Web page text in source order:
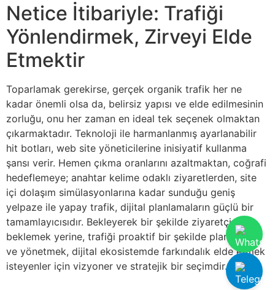
Netice İtibariyle: Trafiği
Yönlendirmek, Zirveyi Elde
Etmektir
Toparlamak gerekirse, gerçek organik trafik her ne
kadar önemli olsa da, belirsiz yapısı ve elde edilmesinin
zorluğu, onu her zaman en ideal tek seçenek olmaktan
çıkarmaktadır. Teknoloji ile harmanlanmış ayarlanabilir
hit botları, web site yöneticilerine inisiyatif kullanma
şansı verir. Hemen çıkma oranlarını azaltmaktan, coğrafi
hedeflemeye; anahtar kelime odaklı ziyaretlerden, site
içi dolaşım simülasyonlarına kadar sunduğu geniş
yelpaze ile yapay trafik, dijital planlamaların güçlü bir
tamamlayıcısıdır. Bekleyerek bir şekilde ziyaretçi
beklemek yerine, trafiği proaktif bir şekilde planlamak
ve yönetmek, dijital ekosistemde farkındalık elde etmek
isteyenler için vizyoner ve stratejik bir seçimdir.